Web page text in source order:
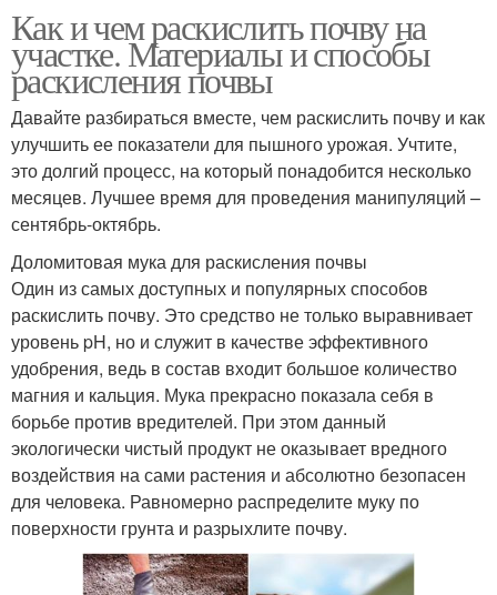
Как и чем раскислить почву на
участке. Материалы и способы
раскисления почвы
Давайте разбираться вместе, чем раскислить почву и как
улучшить ее показатели для пышного урожая. Учтите,
это долгий процесс, на который понадобится несколько
месяцев. Лучшее время для проведения манипуляций –
сентябрь-октябрь.
Доломитовая мука для раскисления почвы
Один из самых доступных и популярных способов
раскислить почву. Это средство не только выравнивает
уровень pH, но и служит в качестве эффективного
удобрения, ведь в состав входит большое количество
магния и кальция. Мука прекрасно показала себя в
борьбе против вредителей. При этом данный
экологически чистый продукт не оказывает вредного
воздействия на сами растения и абсолютно безопасен
для человека. Равномерно распределите муку по
поверхности грунта и разрыхлите почву.